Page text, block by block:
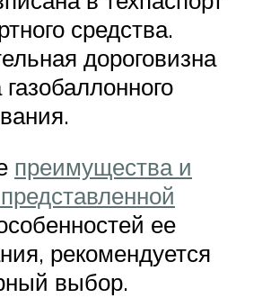
средства.
дороговизна
преимущества и
ее
рекомендуется
выбор.